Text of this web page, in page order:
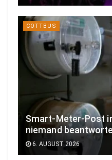
COTTBUS
Smart-Meter-Post
niemand
6. AUGUST 2026